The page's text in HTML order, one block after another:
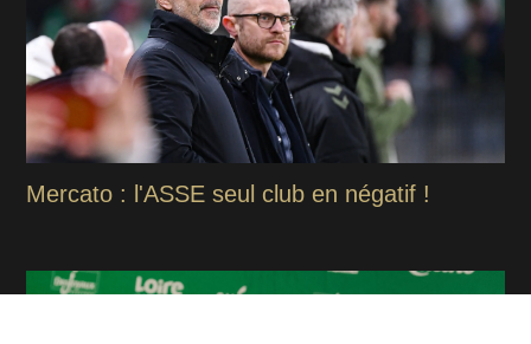
Mercato : l'ASSE seul club en négatif !